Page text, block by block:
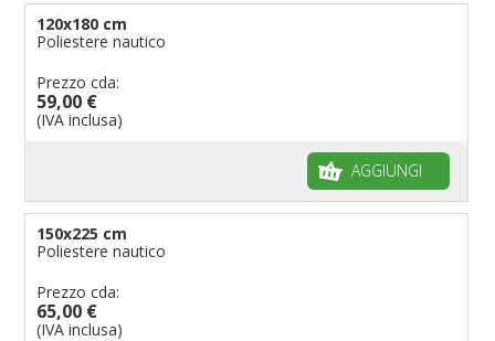
120x180 cm
Poliestere nautico
Prezzo cda:
59,00 €
(IVA inclusa)
AGGIUNGI
150x225 cm
Poliestere nautico
Prezzo cda:
65,00 €
(IVA inclusa)